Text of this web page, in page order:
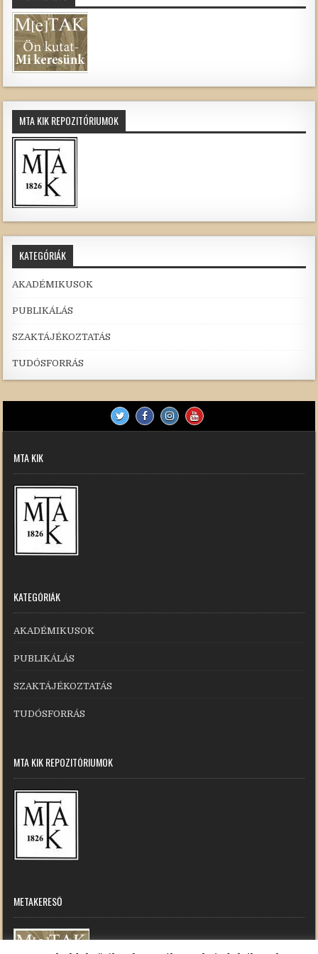
MTA KIK REPOZITÓRIUMOK
KATEGÓRIÁK
AKADÉMIKUSOK
PUBLIKÁLÁS
SZAKTÁJÉKOZTATÁS
TUDÓSFORRÁS
MTA KIK
KATEGÓRIÁK
AKADÉMIKUSOK
PUBLIKÁLÁS
SZAKTÁJÉKOZTATÁS
TUDÓSFORRÁS
MTA KIK REPOZITÓRIUMOK
METAKERESŐ